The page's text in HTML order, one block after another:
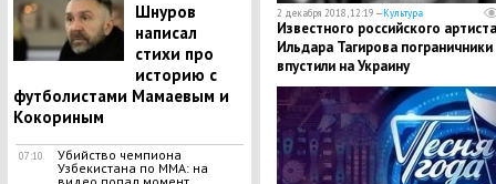
Шнуров
написал
стихи про
историю с
футболистами Мамаевым и
Кокориным
07:10
Убийство чемпиона
Узбекистана по MMA: на
2 декабря 2018, 12:19 —Культура
Известного российского артиста
Ильдара Тагирова пограничники
впустили на Украину